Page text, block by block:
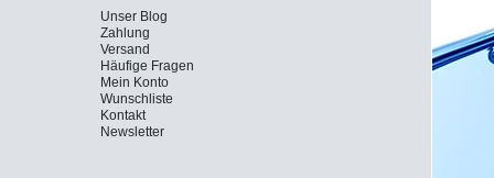
Unser Blog
Zahlung
Versand
Häufige Fragen
Mein Konto
Wunschliste
Kontakt
Newsletter